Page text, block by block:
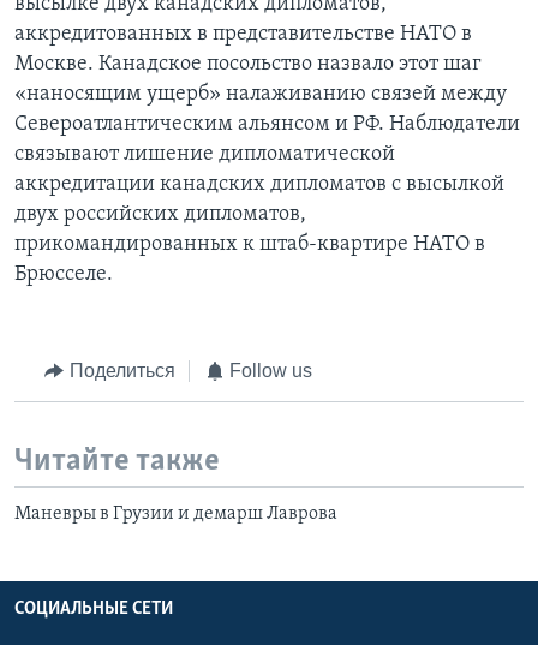
высылке двух канадских дипломатов,
аккредитованных в представительстве НАТО в
Москве. Канадское посольство назвало этот шаг
«наносящим ущерб» налаживанию связей между
Североатлантическим альянсом и РФ. Наблюдатели
связывают лишение дипломатической
аккредитации канадских дипломатов с высылкой
двух российских дипломатов,
прикомандированных к штаб-квартире НАТО в
Брюсселе.
Поделиться Follow us
Читайте также
Маневры в Грузии и демарш Лаврова
СОЦИАЛЬНЫЕ СЕТИ